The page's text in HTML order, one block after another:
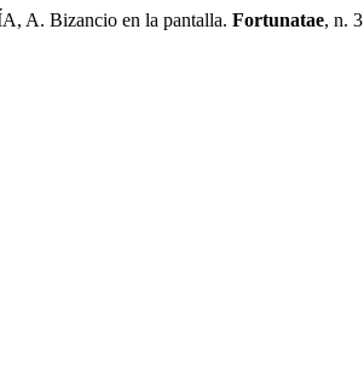
A. Bizancio en la pantalla. Fortunatae, n.